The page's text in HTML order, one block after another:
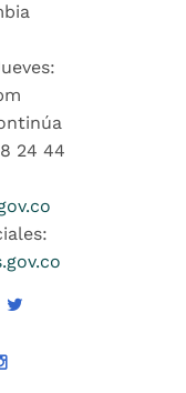
24 44
Twitter